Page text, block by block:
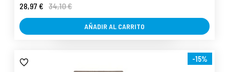
28,97 € 34,10 €
AÑADIR AL CARRITO
-15%